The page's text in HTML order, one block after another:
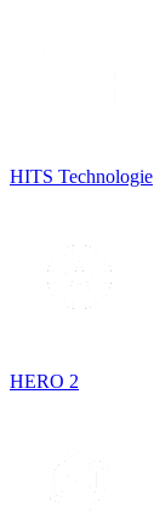
HITS Technologie
HERO 2